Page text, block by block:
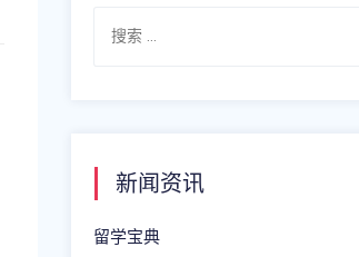
新闻资讯
留学宝典